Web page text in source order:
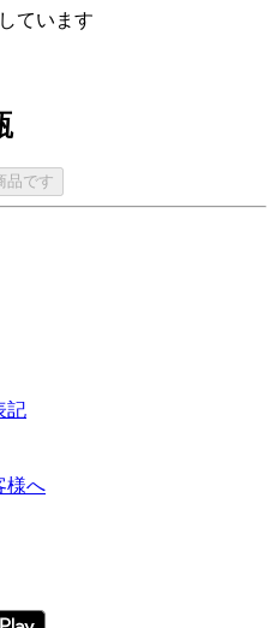
ています
品です
記
様へ